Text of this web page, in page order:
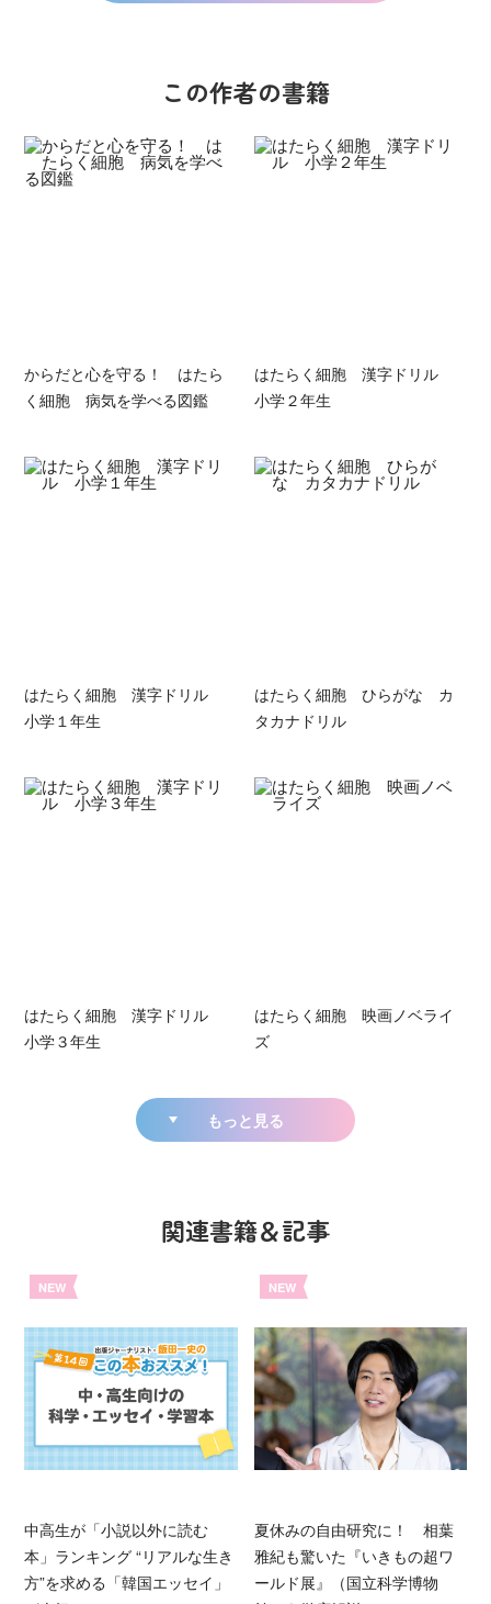
この作者の書籍
からだと心を守る！ はたら
く細胞 病気を学べる図鑑
はたらく細胞 漢字ドリル
小学２年生
はたらく細胞 漢字ドリル
小学１年生
はたらく細胞 ひらがな カ
タカナドリル
はたらく細胞 漢字ドリル
小学３年生
はたらく細胞 映画ノベライ
ズ
もっと見る
関連書籍＆記事
NEW
中高生が「小説以外に読む
本」ランキング “リアルな生き
方”を求める「韓国エッセイ」
NEW
夏休みの自由研究に！ 相葉
雅紀も驚いた『いきもの超ワ
ールド展』（国立科学博物